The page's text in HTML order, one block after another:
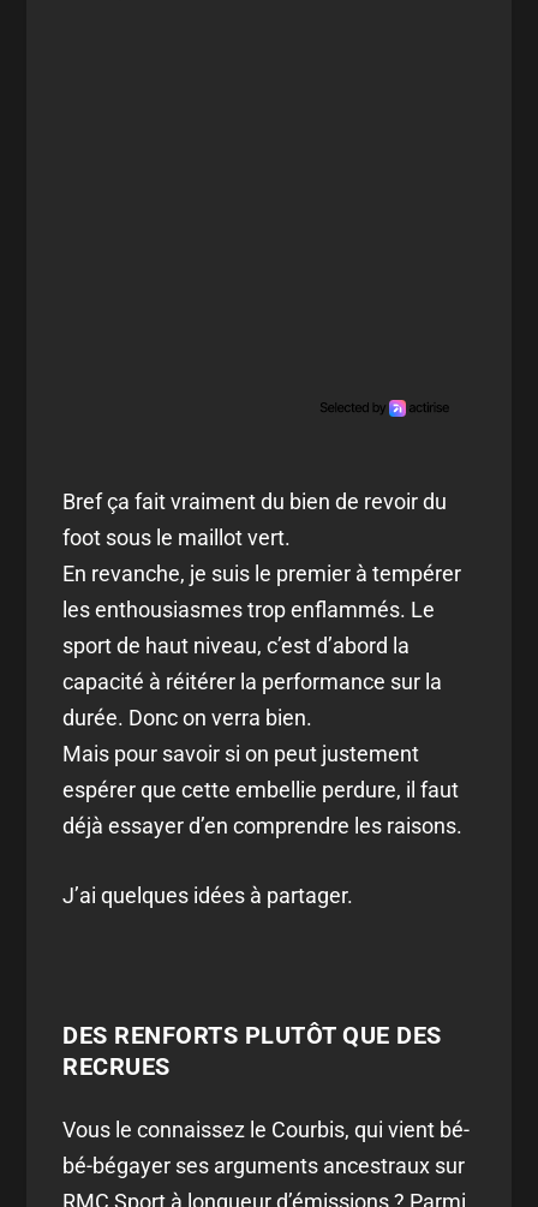
Bref ça fait vraiment du bien de revoir du
foot sous le maillot vert.
En revanche, je suis le premier à tempérer
les enthousiasmes trop enflammés. Le
sport de haut niveau, c’est d’abord la
capacité à réitérer la performance sur la
durée. Donc on verra bien.
Mais pour savoir si on peut justement
espérer que cette embellie perdure, il faut
déjà essayer d’en comprendre les raisons.
J’ai quelques idées à partager.
DES RENFORTS PLUTÔT QUE DES
RECRUES
Vous le connaissez le Courbis, qui vient bé-
bé-bégayer ses arguments ancestraux sur
RMC Sport à longueur d’émissions ? Parmi